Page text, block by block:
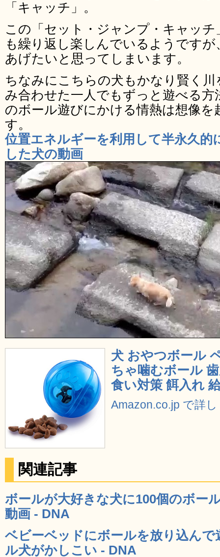
「キャッチ」。
この「セット・ジャンプ・キャッ
も繰り返し楽しんでいるようです
あげたいと思ってしまいます。
ちなみにこちらの犬もかなり賢く
み合わせた一人でもずっと遊べる
のボール遊びにかける情熱は想像
す。
位置エネルギーを利用して半永久的
した犬の動画
犬 おやつボール
ちゃ噛むボール
食い対策 餌入れ
Amazon.co.jp で詳
関連記事
ボールが大好きな犬に100個のボー
動画 - DNA
ベビーベッドにボールを放り込ん
ル犬がかしこい - DNA